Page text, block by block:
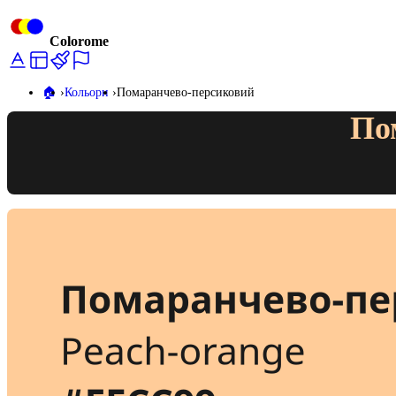
Colorome
🏠️ Кольори Помаранчево-персиковий